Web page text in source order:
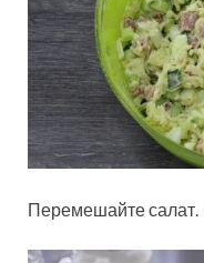
Перемешайте салат.